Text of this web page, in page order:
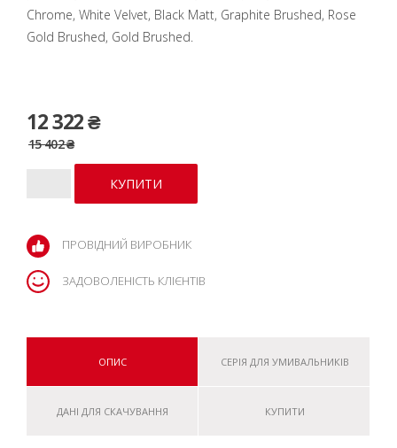
Chrome, White Velvet, Black Matt, Graphite Brushed, Rose
Gold Brushed, Gold Brushed.
12 322 ₴
15 402 ₴
ПРОВІДНИЙ ВИРОБНИК
ЗАДОВОЛЕНІСТЬ КЛІЄНТІВ
ОПИС СЕРІЯ ДЛЯ УМИВАЛЬНИКІВ
ДАНІ ДЛЯ СКАЧУВАННЯ КУПИТИ